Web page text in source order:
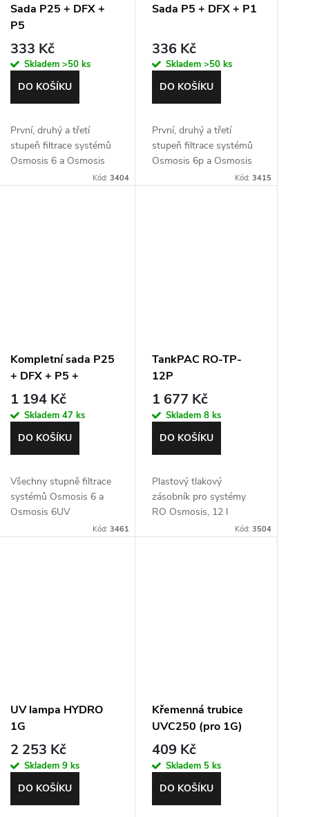
Sada P25 + DFX +
P5
333 Kč
Skladem >50 ks
DO KOŠÍKU
První, druhý a třetí
stupeň filtrace systémů
Osmosis 6 a Osmosis
Kód:3404
Sada P5 + DFX + P1
336 Kč
Skladem>50 ks
DO KOŠÍKU
První, druhý a třetí
stupeň filtrace systémů
Osmosis 6p a Osmosis
Kód: 3415
Kompletní sada P25
+ DFX + P5 +
Postfiltr +
membrána
1 194 Kč
Skladem 47 ks
DO KOŠÍKU
Všechny stupně filtrace
systémů Osmosis 6 a
Osmosis 6UV
Kód:3461
TankPAC RO-TP-
12P
1 677 Kč
Skladem8 ks
DO KOŠÍKU
Plastový tlakový
zásobník pro systémy
RO Osmosis, 12 l
Kód: 3504
UV lampa HYDRO
1G
2 253 Kč
Skladem 9 ks
DO KOŠÍKU
Křemenná trubice
UVC250 (pro 1G)
409 Kč
Skladem 5 ks
DO KOŠÍKU